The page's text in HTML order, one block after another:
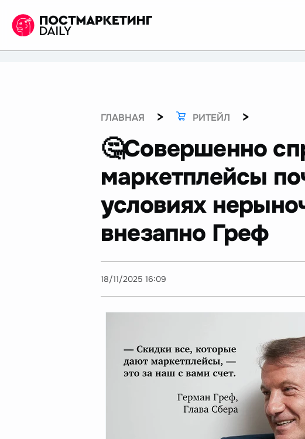
ГЛАВНАЯ > РИТЕЙЛ >
🤔Совершенно
маркетплейсы
условиях
внезапно Греф
18/11/2025 16:09